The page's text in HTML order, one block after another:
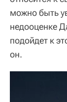
можно быть
недооценке
подойдет к
он.